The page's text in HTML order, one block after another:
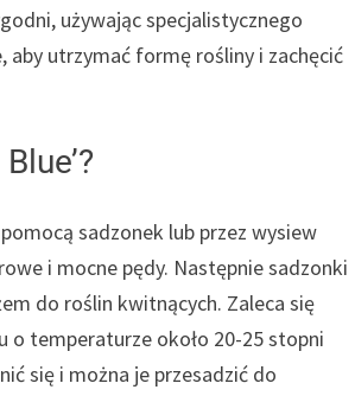
używając specjalistycznego
aby utrzymać formę rośliny i zachęcić
sadzonek lub przez wysiew
i mocne pędy. Następnie sadzonki
do roślin kwitnących. Zaleca się
o temperaturze około 20-25 stopni
się i można je przesadzić do